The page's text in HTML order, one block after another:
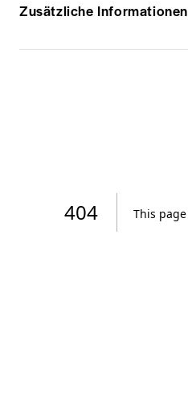
Zusätzliche Informationen